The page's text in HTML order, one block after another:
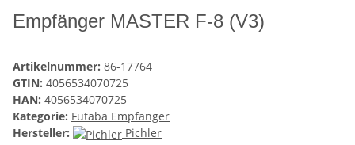
Empfänger MASTER F-8 (V3)
Artikelnummer: 86-17764
GTIN: 4056534070725
HAN: 4056534070725
Kategorie: Futaba Empfänger
Hersteller:
Pichler